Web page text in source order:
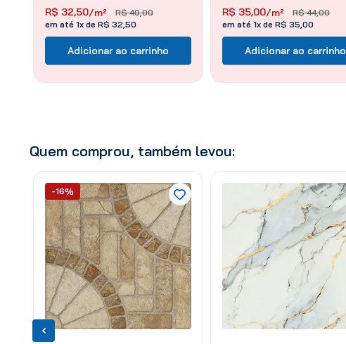
R$ 40,00
R$ 32,50/m²
em até 1x de R$ 32,50
Adicionar ao carrinho
R$ 44,00
R$ 35,00/m²
em até 1x de R$ 35,00
Adicionar ao carrinho
Quem comprou, também levou:
-16%